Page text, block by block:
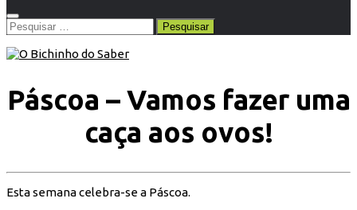
Pesquisar
por:
Páscoa – Vamos fazer uma
caça aos ovos!
Esta semana celebra-se a Páscoa.